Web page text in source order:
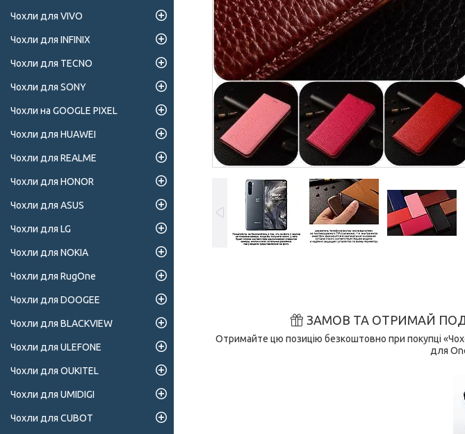
ЗАМОВ ТА ОТРИМАЙ
Отримайте цю позицію безкоштовно при покупці
для
Чохли для VIVO
Чохли для INFINIX
Чохли для TECNO
Чохли для SONY
Чохли на GOOGLE PIXEL
Чохли для HUAWEI
Чохли для REALME
Чохли для HONOR
Чохли для ASUS
Чохли для LG
Чохли для NOKIA
Чохли для RugOne
Чохли для DOOGEE
Чохли для BLACKVIEW
Чохли для ULEFONE
Чохли для OUKITEL
Чохли для UMIDIGI
Чохли для CUBOT